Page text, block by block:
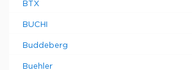
BTX
BUCHI
Buddeberg
Buehler